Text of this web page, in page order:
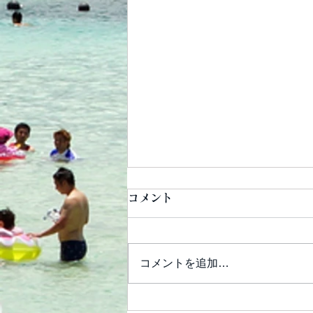
コメント
コメントを追加…